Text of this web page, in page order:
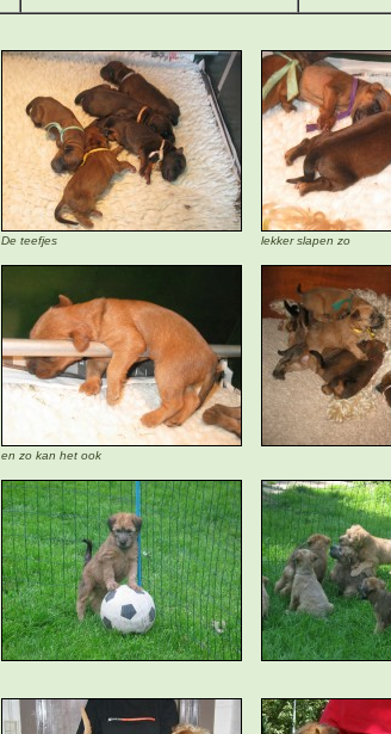
De teefjes lekker slapen zo
en zo kan het ook